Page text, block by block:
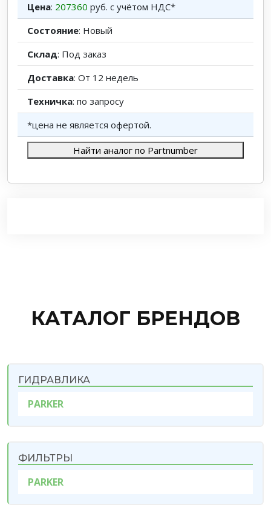
Цена: 207360 руб. с учётом НДС*
Состояние: Новый
Склад: Под заказ
Доставка: От 12 недель
Техничка: по запросу
*цена не является офертой.
Найти аналог по Partnumber
КАТАЛОГ БРЕНДОВ
ГИДРАВЛИКА
PARKER
ФИЛЬТРЫ
PARKER